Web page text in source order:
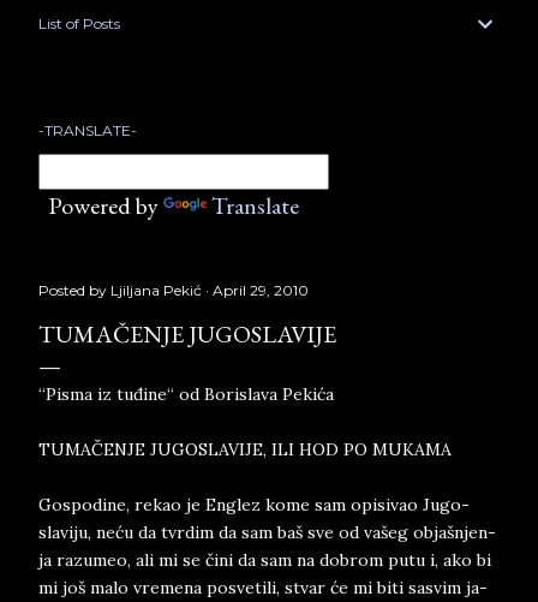
List of Posts
-TRANSLATE-
Powered by Translate
Posted by Ljiljana Pekić April 29, 2010
TUMAČENJE JUGOSLAVIJE
“Pisma iz tuđine“ od Borislava Pekića
TUMAČENJE JU­GO­SLA­VI­JE, ILI HOD PO MU­KA­MA
Go­spo­di­ne, re­kao je En­glez kome sam opi­si­vao Ju­go­
slaviju, neću da tvr­dim da sam baš sve od va­šeg ob­ja­šnjen­
ja raz­u­meo, ali mi se čini da sam na do­brom putu i, ako bi
mi još malo vre­me­na po­sve­ti­li, stvar će mi biti sa­svim ja­